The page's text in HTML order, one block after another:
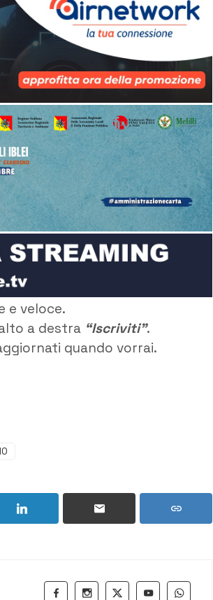
e veloce.
a destra “Iscriviti”.
quando vorrai.